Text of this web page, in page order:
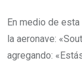
En medio de
la aeronave:
agregando: